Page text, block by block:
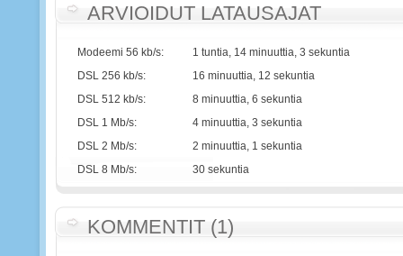
ARVIOIDUT LATAUSAJAT
Modeemi 56 kb/s:
1 tuntia, 14 minuuttia, 3 sekuntia
DSL 256 kb/s:
16 minuuttia, 12 sekuntia
DSL 512 kb/s:
8 minuuttia, 6 sekuntia
DSL 1 Mb/s:
4 minuuttia, 3 sekuntia
DSL 2 Mb/s:
2 minuuttia, 1 sekuntia
DSL 8 Mb/s:
30 sekuntia
KOMMENTIT (1)